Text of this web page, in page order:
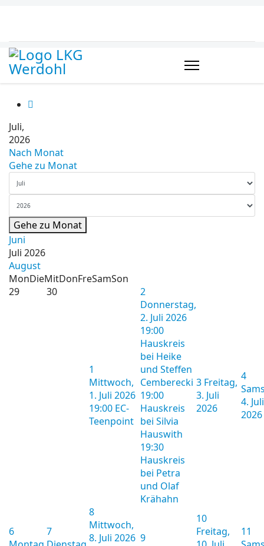
Juli,
2026
Nach Monat
Gehe zu Monat
Gehe zu Monat
Juni
Juli 2026
August
MonDieMitDonFreSamSon
29
30
1
Mittwoch,
1. Juli 2026
19:00 EC-
Teenpoint
2
Donnerstag,
2. Juli 2026
19:00
Hauskreis
bei Heike
und Steffen
Cemberecki
19:00
Hauskreis
bei Silvia
Hauswith
19:30
Hauskreis
bei Petra
und Olaf
Krähahn
3 Freitag,
3. Juli
2026
4
4. Juli
2026
6
7
8
Mittwoch,
8. Juli 2026 9
10
Freitag,
11